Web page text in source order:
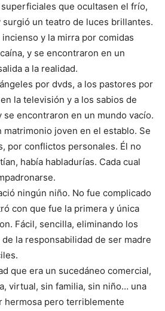
que ocultasen el frío,
un teatro de luces brillantes.
y la mirra por comidas
y se encontraron en un
a la realidad.
por dvds, a los pastores por
la televisión y a los sabios de
se encontraron en un mundo vacío.
matrimonio joven en el establo. Se
por conflictos personales. Él no
había habladurías. Cada cual
ningún niño. No fue complicado
con que fue la primera y única
Fácil, sencilla, eliminando los
la responsabilidad de ser madre
que era un sucedáneo comercial,
virtual, sin familia, sin niño… una
hermosa pero terriblemente